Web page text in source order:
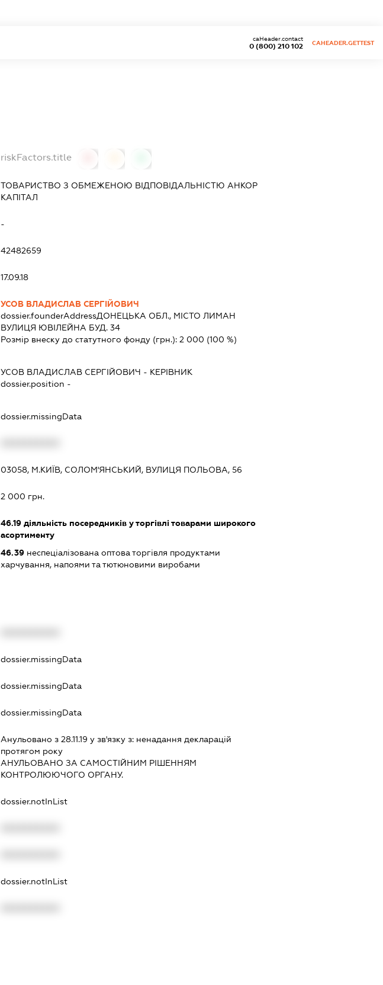
0 (800) 210 102
caHeader.contact
CAHEADER.GETTEST
riskFactors.title
ТОВАРИСТВО З ОБМЕЖЕНОЮ ВІДПОВІДАЛЬНІСТЮ АНКОР
КАПІТАЛ
-
42482659
17.09.18
УСОВ ВЛАДИСЛАВ СЕРГІЙОВИЧ
dossier.founderAddressДОНЕЦЬКА ОБЛ., МІСТО ЛИМАН
ВУЛИЦЯ ЮВІЛЕЙНА БУД. 34
Розмір внеску до статутного фонду (грн.): 2 000 (100 %)
УСОВ ВЛАДИСЛАВ СЕРГІЙОВИЧ - КЕРІВНИК
dossier.position -
dossier.missingData
03058, М.КИЇВ, СОЛОМ'ЯНСЬКИЙ, ВУЛИЦЯ ПОЛЬОВА, 56
2 000 грн.
46.19діяльність посередників у торгівлі товарами широкого
асортименту
46.39неспеціалізована оптова торгівля продуктами
харчування, напоями та тютюновими виробами
dossier.missingData
dossier.missingData
dossier.missingData
Анульовано з 28.11.19 у зв'язку з: ненадання декларацiй
протягом року
АНУЛЬОВАНО ЗА САМОСТIЙНИМ РIШЕННЯМ
КОНТРОЛЮЮЧОГО ОРГАНУ.
dossier.notInList
dossier.notInList